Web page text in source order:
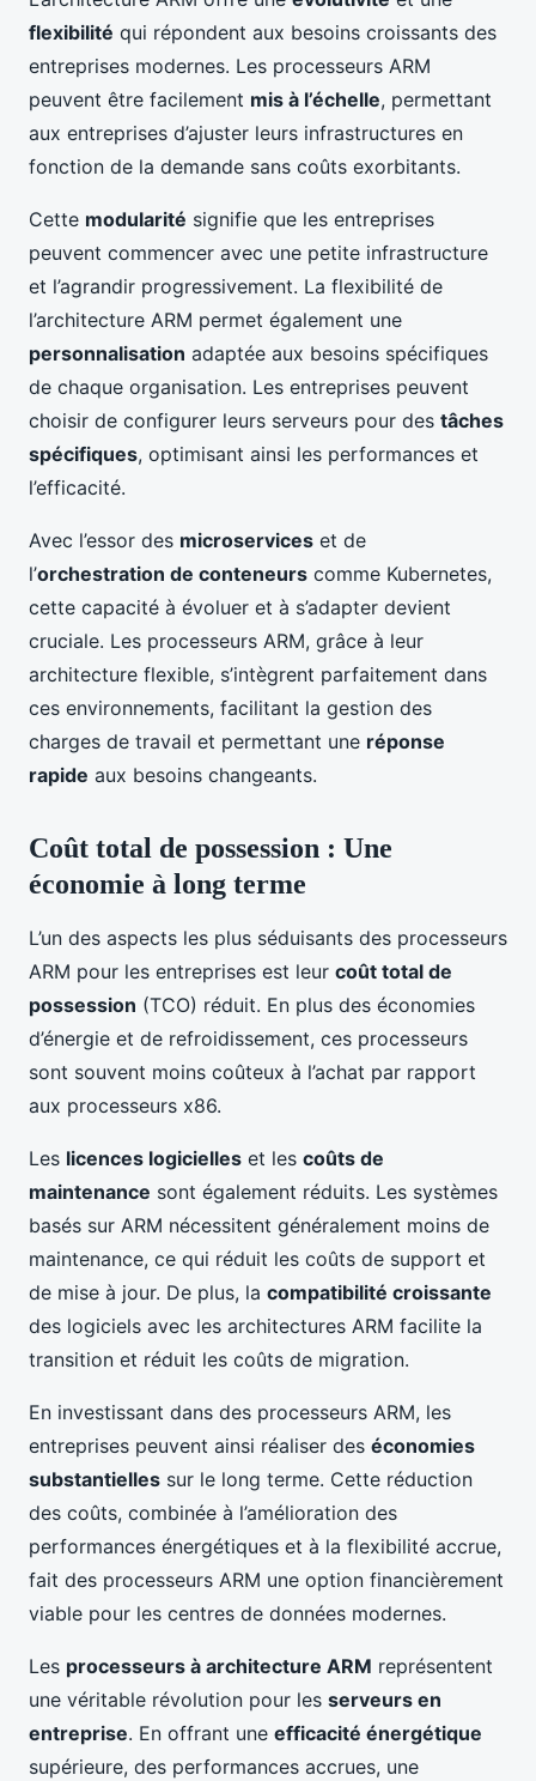
flexibilité qui répondent aux besoins croissants des
entreprises modernes. Les processeurs ARM
peuvent être facilement mis à l’échelle, permettant
aux entreprises d’ajuster leurs infrastructures en
fonction de la demande sans coûts exorbitants.
Cette modularité signifie que les entreprises
peuvent commencer avec une petite infrastructure
et l’agrandir progressivement. La flexibilité de
l’architecture ARM permet également une
personnalisation adaptée aux besoins spécifiques
de chaque organisation. Les entreprises peuvent
choisir de configurer leurs serveurs pour des tâches
spécifiques, optimisant ainsi les performances et
l’efficacité.
Avec l’essor des microservices et de
l’orchestration de conteneurs comme Kubernetes,
cette capacité à évoluer et à s’adapter devient
cruciale. Les processeurs ARM, grâce à leur
architecture flexible, s’intègrent parfaitement dans
ces environnements, facilitant la gestion des
charges de travail et permettant une réponse
rapide aux besoins changeants.
Coût total de possession : Une
économie à long terme
L’un des aspects les plus séduisants des processeurs
ARM pour les entreprises est leur coût total de
possession (TCO) réduit. En plus des économies
d’énergie et de refroidissement, ces processeurs
sont souvent moins coûteux à l’achat par rapport
aux processeurs x86.
Les licences logicielles et les coûts de
maintenance sont également réduits. Les systèmes
basés sur ARM nécessitent généralement moins de
maintenance, ce qui réduit les coûts de support et
de mise à jour. De plus, la compatibilité croissante
des logiciels avec les architectures ARM facilite la
transition et réduit les coûts de migration.
En investissant dans des processeurs ARM, les
entreprises peuvent ainsi réaliser des économies
substantielles sur le long terme. Cette réduction
des coûts, combinée à l’amélioration des
performances énergétiques et à la flexibilité accrue,
fait des processeurs ARM une option financièrement
viable pour les centres de données modernes.
Les processeurs à architecture ARM représentent
une véritable révolution pour les serveurs en
entreprise. En offrant une efficacité énergétique
supérieure, des performances accrues, une